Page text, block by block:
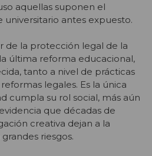
aquellas suponen el
antes expuesto.
de la protección legal de la
última reforma educacional,
tanto a nivel de prácticas
legales. Es la única
cumpla su rol social, más aún
que décadas de
creativa dejan a la
riesgos.